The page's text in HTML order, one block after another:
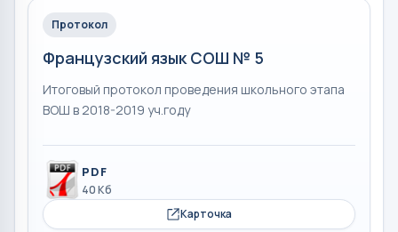
Протокол
Французский язык СОШ № 5
Итоговый протокол проведения школьного этапа
ВОШ в 2018-2019 уч.году
PDF
40 Кб
Карточка